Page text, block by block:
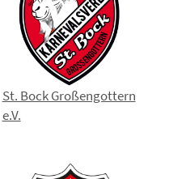
St. Bock Großengottern
e.V.